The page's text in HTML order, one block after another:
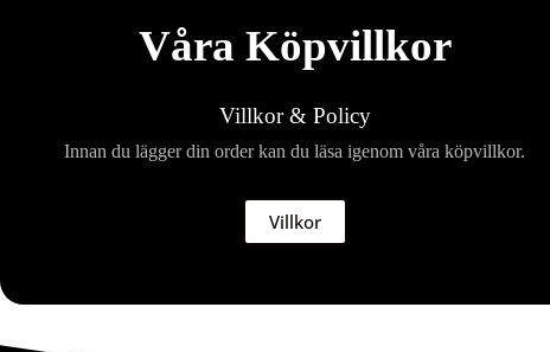
Våra Köpvillkor
Villkor & Policy
Innan du lägger din order kan du läsa igenom våra köpvillkor.
Villkor